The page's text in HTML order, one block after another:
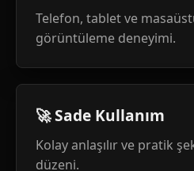
Telefon, tablet ve
görüntüleme deneyimi.
🚀 Sade Kullanım
Kolay anlaşılır ve pratik
düzeni.